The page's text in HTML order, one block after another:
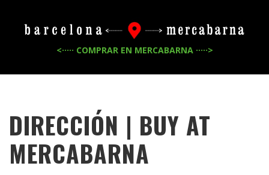
<····· COMPRAR EN MERCABARNA ·····>
DIRECCIÓN | BUY AT
MERCABARNA